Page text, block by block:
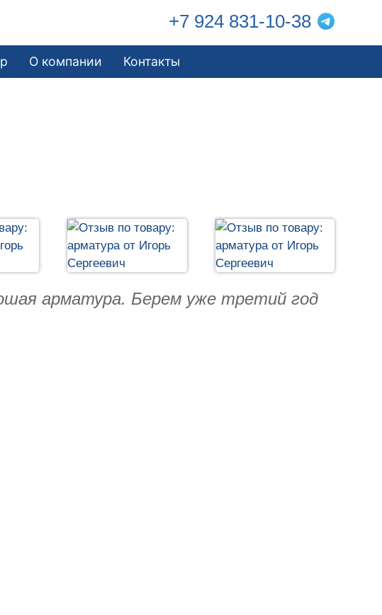
+7 924 831-10-38
О компании Контакты
арматура. Берем уже третий год